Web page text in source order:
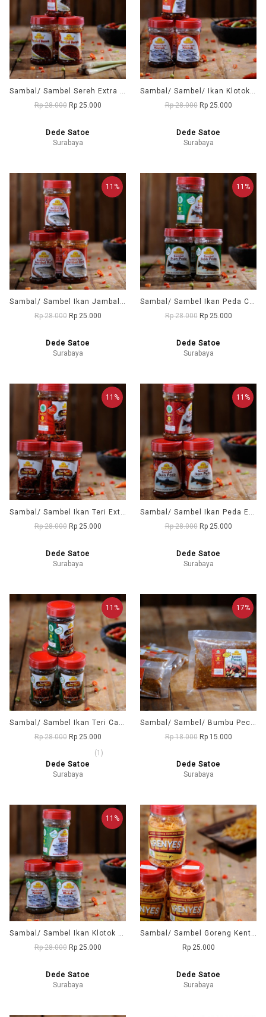
Sambal/ Sambel Sereh Extra Pedas DD1 (Dede Satoe)
Rp 28.000 Rp 25.000
Dede Satoe
Surabaya
Sambal/ Sambel/ Ikan Klotok Extra Pedas DD1 (Dede Satoe)
Rp 28.000 Rp 25.000
Dede Satoe
Surabaya
11%
Sambal/ Sambel Ikan Jambal Roti Cabai Merah DD1 (Dede Satoe)
Rp 28.000 Rp 25.000
Dede Satoe
Surabaya
11%
Sambal/ Sambel Ikan Peda Cabai Hijau Dede DD1 (Dede Satoe)
Rp 28.000 Rp 25.000
Dede Satoe
Surabaya
11%
Sambal/ Sambel Ikan Teri Extra Pedas DD1 (Dede Satoe)
Rp 28.000 Rp 25.000
Dede Satoe
Surabaya
11%
Sambal/ Sambel Ikan Peda Extra Pedas DD1 (Dede Satoe)
Rp 28.000 Rp 25.000
Dede Satoe
Surabaya
11%
Sambal/ Sambel Ikan Teri Cabai Hijau DD1 (Dede Satoe)
Rp 28.000 Rp 25.000
(1)
Dede Satoe
Surabaya
17%
Sambal/ Sambel/ Bumbu Pecel DD1 (Dede Satoe)
Rp 18.000 Rp 15.000
Dede Satoe
Surabaya
11%
Sambal/ Sambel Ikan Klotok Cabai Hijau Dede DD1 (Dede Satoe)
Rp 28.000 Rp 25.000
Dede Satoe
Surabaya
Sambal/ Sambel Goreng Kentang Ebi DD1 (Dede Satoe)
Rp 25.000
Dede Satoe
Surabaya